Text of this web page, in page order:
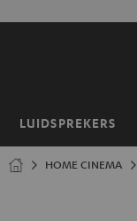
LUIDSPREKERS
Home
HOME CINEMA